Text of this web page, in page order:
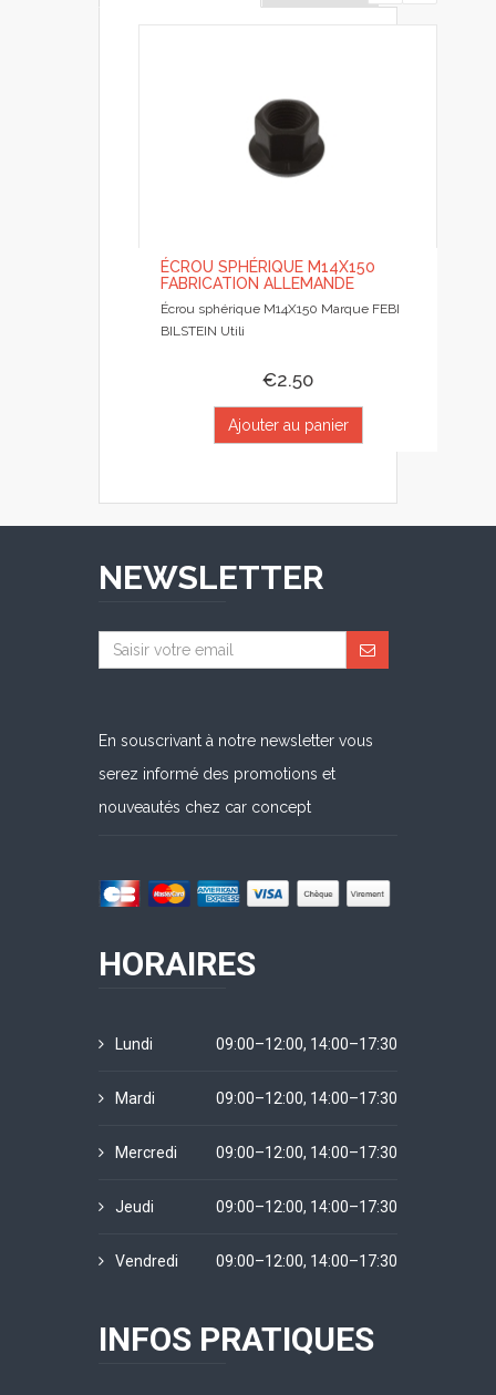
ÉCROU SPHÉRIQUE M14X150
FABRICATION ALLEMANDE
Écrou sphérique M14X150 Marque FEBI
BILSTEIN Utili
€2.50
Ajouter au panier
NEWSLETTER
En souscrivant à notre newsletter vous
serez informé des promotions et
nouveautés chez car concept
HORAIRES
Lundi 09:00–12:00, 14:00–17:30
Mardi 09:00–12:00, 14:00–17:30
Mercredi 09:00–12:00, 14:00–17:30
Jeudi 09:00–12:00, 14:00–17:30
Vendredi 09:00–12:00, 14:00–17:30
INFOS PRATIQUES